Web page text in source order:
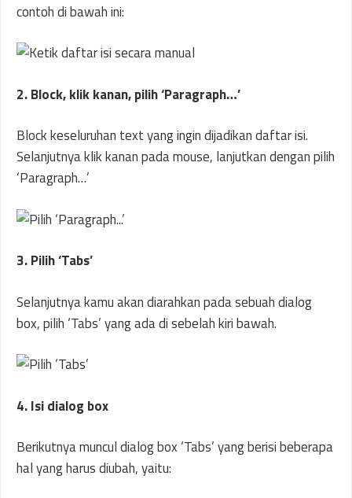
contoh di bawah ini:
2. Block, klik kanan, pilih ‘Paragraph…’
Block keseluruhan text yang ingin dijadikan daftar isi.
Selanjutnya klik kanan pada mouse, lanjutkan dengan pilih
‘Paragraph…’
3. Pilih ‘Tabs’
Selanjutnya kamu akan diarahkan pada sebuah dialog
box, pilih ‘Tabs’ yang ada di sebelah kiri bawah.
4. Isi dialog box
Berikutnya muncul dialog box ‘Tabs’ yang berisi beberapa
hal yang harus diubah, yaitu: